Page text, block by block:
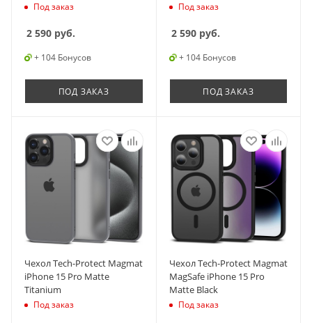
Под заказ
2 590 руб.
+ 104 Бонусов
ПОД ЗАКАЗ
Под заказ
2 590руб.
+ 104 Бонусов
ПОД ЗАКАЗ
Чехол Tech-Protect Magmat
iPhone 15 Pro Matte
Titanium
Под заказ
Чехол Tech-Protect Magmat
MagSafe iPhone 15 Pro
Matte Black
Под заказ